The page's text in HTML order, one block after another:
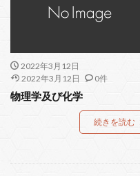
2022年3月12日
2022年3月12日
0件
物理学及び化学
続きを読む